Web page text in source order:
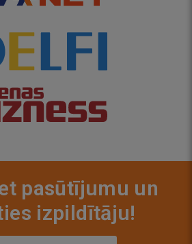
pasūtījumu un
izpildītāju!